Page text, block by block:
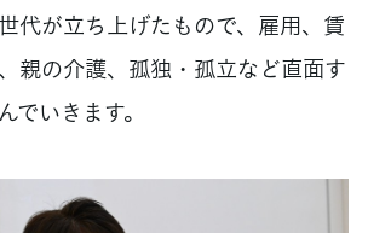
代が立ち上げたもので、雇用、賃
親の介護、孤独・孤立など直面す
でいきます。